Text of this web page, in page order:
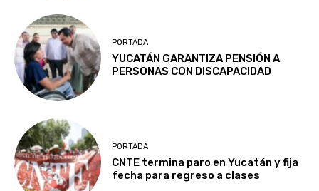
PORTADA
YUCATÁN GARANTIZA PENSIÓN A
PERSONAS CON DISCAPACIDAD
PORTADA
CNTE termina paro en Yucatán y fija
fecha para regreso a clases